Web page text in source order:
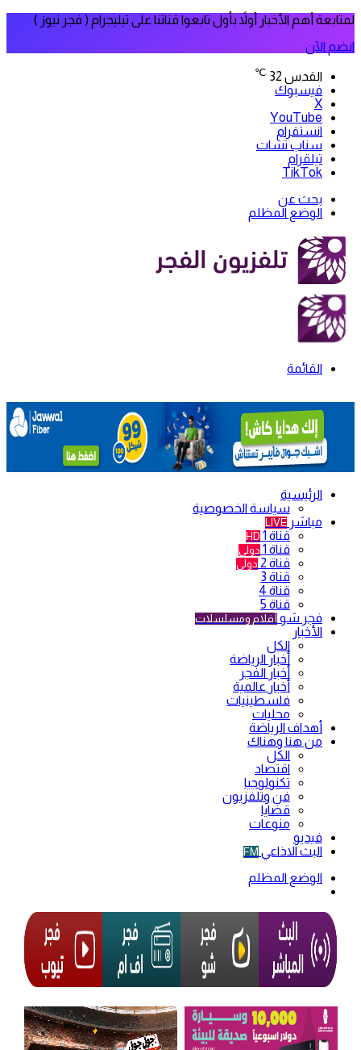
لمتابعة أهم الأخبار أولاً بأول تابعوا قناتنا على تيليجرام ( فجر نيوز )
انضم الآن
القدس 32
℃
فيسبوك
‫X
‫YouTube
انستقرام
سناب تشات
تيلقرام
‫TikTok
بحث عن
الوضع المظلم
القائمة
الرئيسية
سياسة الخصوصية
مباشر LIVE
قناة 1 HD
قناة 1 دولي
قناة 2 دولي
قناة 3
قناة 4
قناة 5
فجر شو أفلام ومسلسلات
الأخبار
الكل
أخبار الرياضة
أخبار الفجر
أخبار عالمية
فلسطينيات
محليات
أهداف الرياضة
من هنا وهناك
الكل
اقتصاد
تكنولوجيا
فن وتلفزيون
قضايا
منوعات
فيديو
البث الاذاعي FM
الوضع المظلم